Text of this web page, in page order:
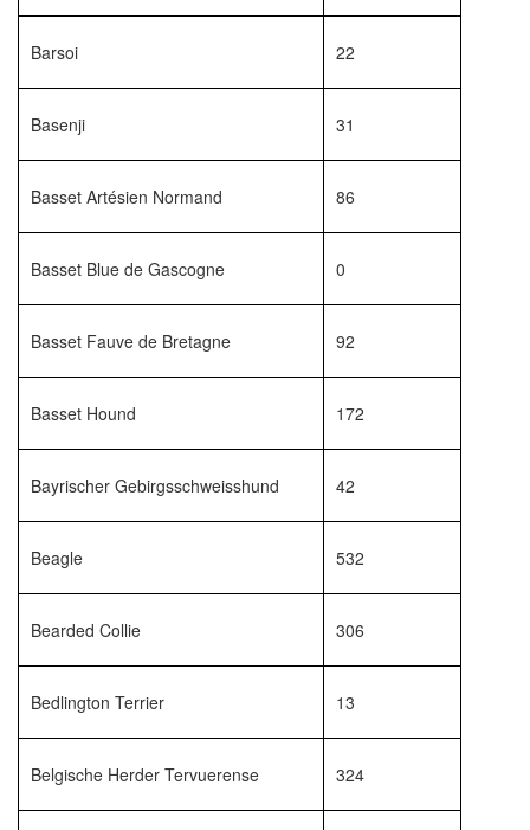
Barsoi 22
Basenji 31
Basset Artésien Normand 86
Basset Blue de Gascogne 0
Basset Fauve de Bretagne 92
Basset Hound 172
Bayrischer Gebirgsschweisshund 42
Beagle 532
Bearded Collie 306
Bedlington Terrier 13
Belgische Herder Tervuerense 324